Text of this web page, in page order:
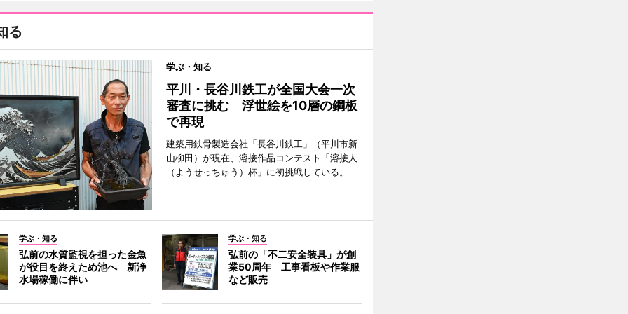
る
学ぶ・知る
平川・長谷川鉄工が全国大会一次
審査に挑む 浮世絵を10層の鋼板
で再現
建築用鉄骨製造会社「長谷川鉄工」（平川市新
山柳田）が現在、溶接作品コンテスト「溶接人
（ようせっちゅう）杯」に初挑戦している。
学ぶ・知る
弘前の水質監視を担った金魚
が役目を終えため池へ 新浄
水場稼働に伴い
学ぶ・知る
弘前の「不二安全装具」が創
業50周年 工事看板や作業服
など販売